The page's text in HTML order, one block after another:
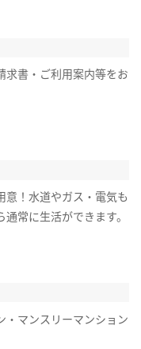
求書・ご利用案内等をお
意！水道やガス・電気も
常に生活ができます。
・マンスリーマンション